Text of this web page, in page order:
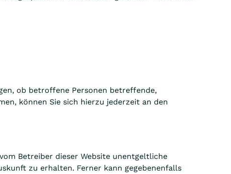
ob betroffene Personen betreffende,
können Sie sich hierzu jederzeit an den
Betreiber dieser Website unentgeltliche
zu erhalten. Ferner kann gegebenenfalls